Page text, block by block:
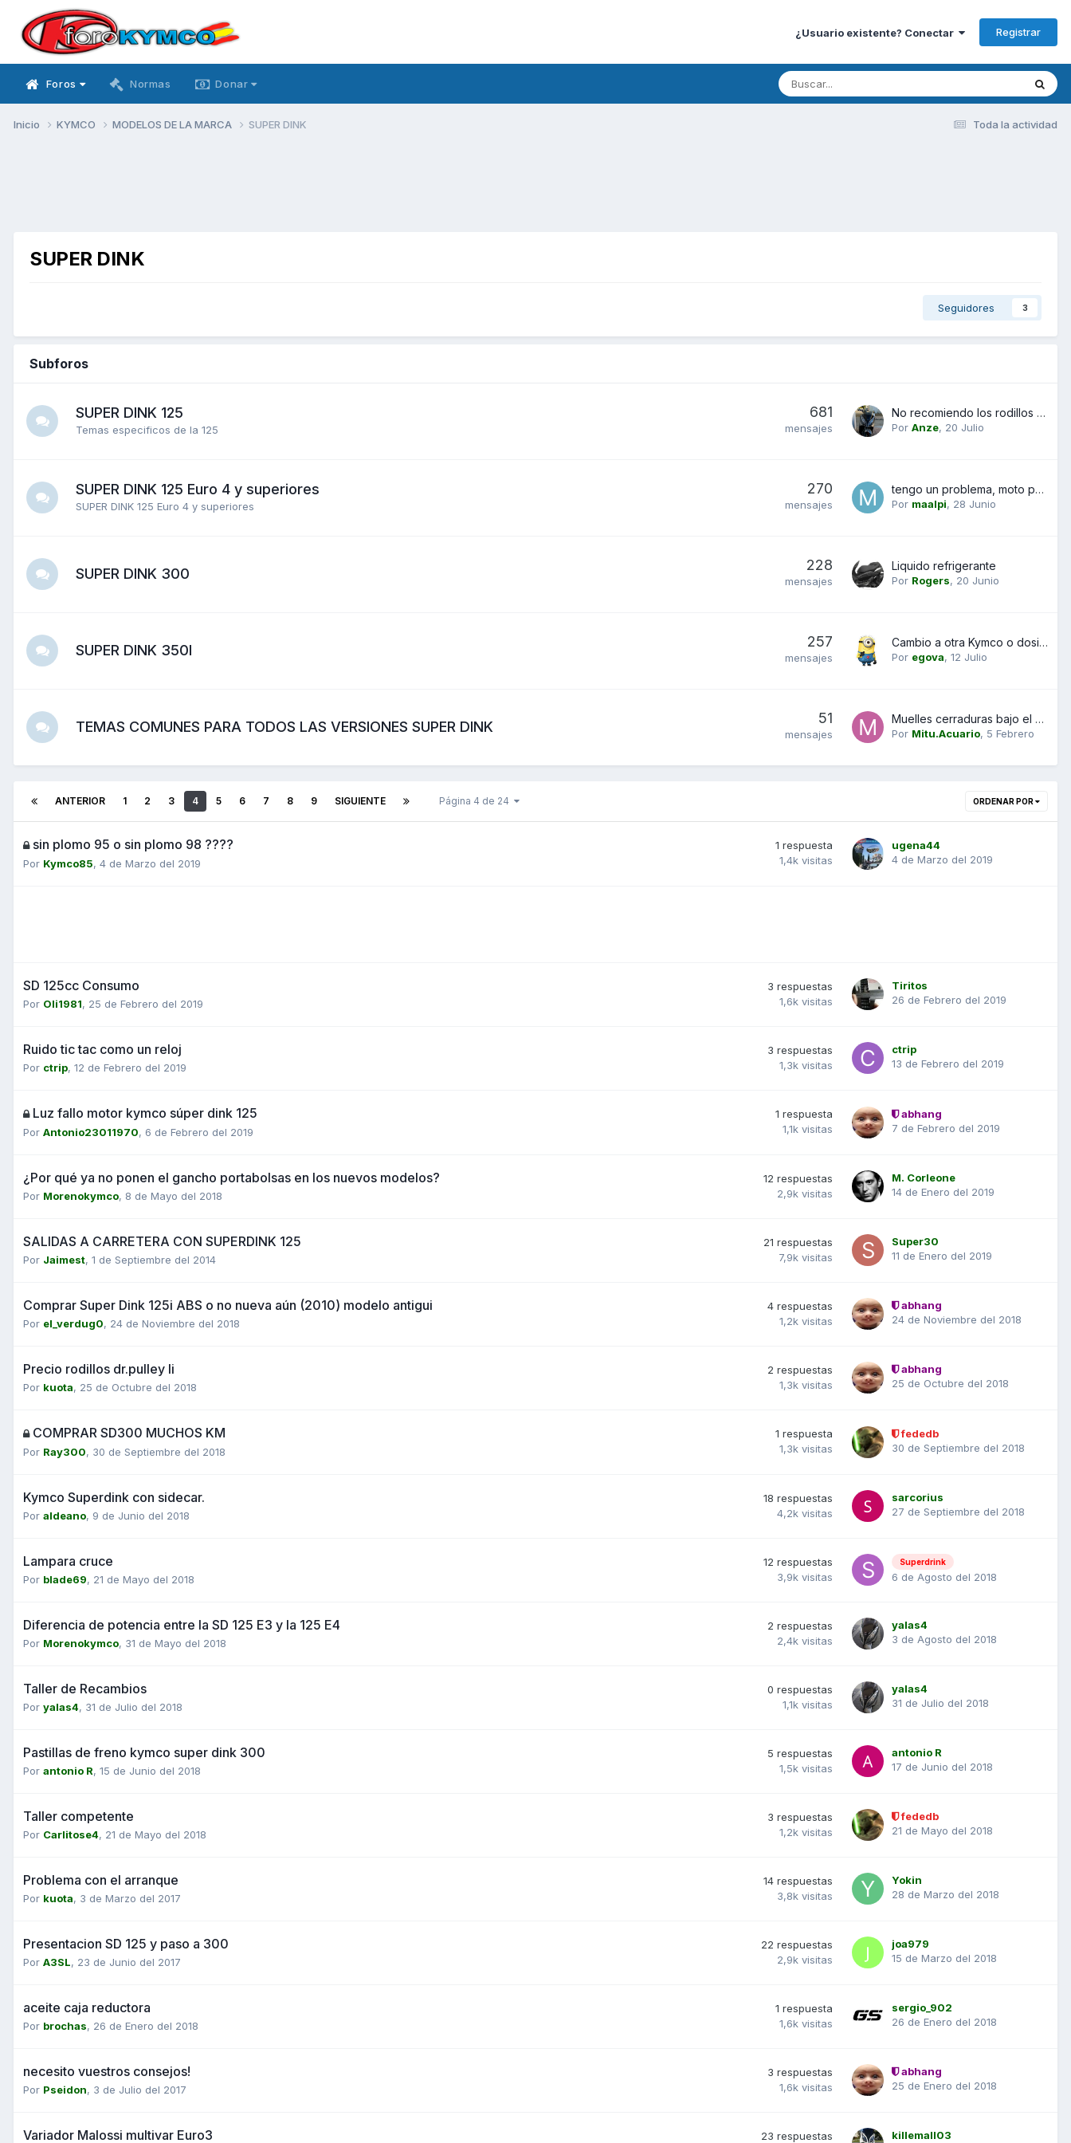
¿Usuario existente? Conectar Registrar
Foros Normas Donar
Toda la actividad
Inicio KYMCO MODELOS DE LA MARCA SUPER DINK
SUPER DINK
Seguidores 3
Subforos
SUPER DINK 125
Temas especificos de la 125
681
mensajes
No recomiendo los rodillos de Aliexpress
Por Anze, 20 Julio
SUPER DINK 125 Euro 4 y superiores
SUPER DINK 125 Euro 4 y superiores
270
mensajes
tengo un problema, moto parada no arranca
Por maalpi, 28 Junio
SUPER DINK 300
228
mensajes
Liquido refrigerante
Por Rogers, 20 Junio
SUPER DINK 350I
257
mensajes
Cambio a otra Kymco o dosis de cariño a mi SD 350i
Por egova, 12 Julio
TEMAS COMUNES PARA TODOS LAS VERSIONES SUPER DINK
51
mensajes
Muelles cerraduras bajo el asiento
Por Mitu.Acuario, 5 Febrero
ORDENAR POR
ANTERIOR 1 2 3 4 5 6 7 8 9 SIGUIENTE Página 4 de 24
sin plomo 95 o sin plomo 98 ????
Por Kymco85, 4 de Marzo del 2019
1 respuesta
1,4k visitas
ugena44
4 de Marzo del 2019
SD 125cc Consumo
Por Oli1981, 25 de Febrero del 2019
3 respuestas
1,6k visitas
Tiritos
26 de Febrero del 2019
Ruido tic tac como un reloj
Por ctrip, 12 de Febrero del 2019
3 respuestas
1,3k visitas
ctrip
13 de Febrero del 2019
Luz fallo motor kymco súper dink 125
Por Antonio23011970, 6 de Febrero del 2019
1 respuesta
1,1k visitas
abhang
7 de Febrero del 2019
¿Por qué ya no ponen el gancho portabolsas en los nuevos modelos?
Por Morenokymco, 8 de Mayo del 2018
12 respuestas
2,9k visitas
M. Corleone
14 de Enero del 2019
SALIDAS A CARRETERA CON SUPERDINK 125
Por Jaimest, 1 de Septiembre del 2014
21 respuestas
7,9k visitas
Super30
11 de Enero del 2019
Comprar Super Dink 125i ABS o no nueva aún (2010) modelo antigui
Por el_verdug0, 24 de Noviembre del 2018
4 respuestas
1,2k visitas
abhang
24 de Noviembre del 2018
Precio rodillos dr.pulley Ii
Por kuota, 25 de Octubre del 2018
2 respuestas
1,3k visitas
abhang
25 de Octubre del 2018
COMPRAR SD300 MUCHOS KM
Por Ray300, 30 de Septiembre del 2018
1 respuesta
1,3k visitas
fededb
30 de Septiembre del 2018
Kymco Superdink con sidecar.
Por aldeano, 9 de Junio del 2018
18 respuestas
4,2k visitas
sarcorius
27 de Septiembre del 2018
Lampara cruce
Por blade69, 21 de Mayo del 2018
12 respuestas
3,9k visitas
Superdrink
6 de Agosto del 2018
Diferencia de potencia entre la SD 125 E3 y la 125 E4
Por Morenokymco, 31 de Mayo del 2018
2 respuestas
2,4k visitas
yalas4
3 de Agosto del 2018
Taller de Recambios
Por yalas4, 31 de Julio del 2018
0 respuestas
1,1k visitas
yalas4
31 de Julio del 2018
Pastillas de freno kymco super dink 300
Por antonio R, 15 de Junio del 2018
5 respuestas
1,5k visitas
antonio R
17 de Junio del 2018
Taller competente
Por Carlitose4, 21 de Mayo del 2018
3 respuestas
1,2k visitas
fededb
21 de Mayo del 2018
Problema con el arranque
Por kuota, 3 de Marzo del 2017
14 respuestas
3,8k visitas
Yokin
28 de Marzo del 2018
Presentacion SD 125 y paso a 300
Por A3SL, 23 de Junio del 2017
22 respuestas
2,9k visitas
joa979
15 de Marzo del 2018
aceite caja reductora
Por brochas, 26 de Enero del 2018
1 respuesta
1,6k visitas
sergio_902
26 de Enero del 2018
necesito vuestros consejos!
Por Pseidon, 3 de Julio del 2017
3 respuestas
1,6k visitas
abhang
25 de Enero del 2018
Variador Malossi multivar Euro3 23 respuestas
killemall03